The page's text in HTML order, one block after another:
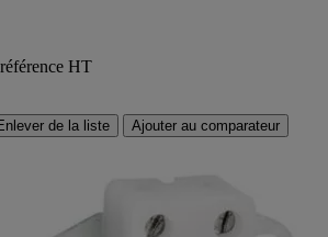
HT
de la liste Ajouter au comparateur